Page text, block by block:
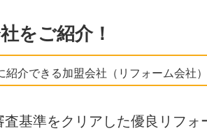
をご紹介！
紹介できる加盟会社（リフォーム会社）
基準をクリアした優良リフォ